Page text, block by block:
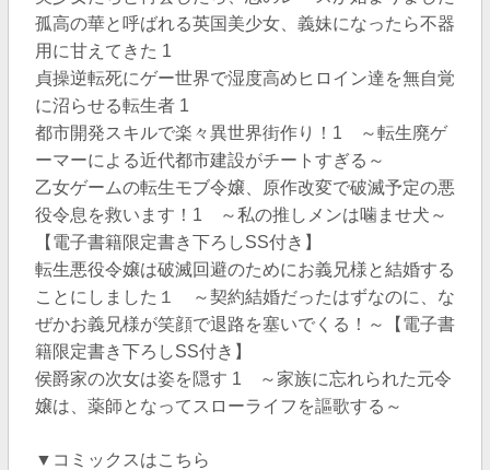
孤高の華と呼ばれる英国美少女、義妹になったら不器
用に甘えてきた 1
貞操逆転死にゲー世界で湿度高めヒロイン達を無自覚
に沼らせる転生者 1
都市開発スキルで楽々異世界街作り！1 ～転生廃ゲ
ーマーによる近代都市建設がチートすぎる～
乙女ゲームの転生モブ令嬢、原作改変で破滅予定の悪
役令息を救います！1 ～私の推しメンは噛ませ犬～
【電子書籍限定書き下ろしSS付き】
転生悪役令嬢は破滅回避のためにお義兄様と結婚する
ことにしました１ ～契約結婚だったはずなのに、な
ぜかお義兄様が笑顔で退路を塞いでくる！～【電子書
籍限定書き下ろしSS付き】
侯爵家の次女は姿を隠す 1 ～家族に忘れられた元令
嬢は、薬師となってスローライフを謳歌する～
▼コミックスはこちら